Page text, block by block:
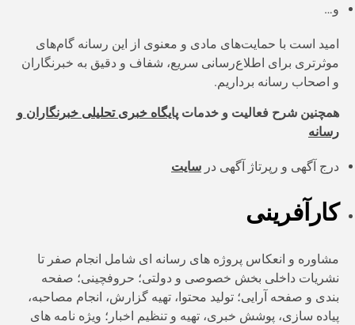
و…
امید است با حمایت‌های مادی و معنوی از این رسانه گام‌های
موثرتری برای اطلاع‌رسانی سریع، شفاف و دقیق به خبرنگاران
و اصحاب رسانه برداریم.
همچنین شرح فعالیت و خدمات پایگاه خبری تحلیلی خبرنگاران و
رسانه
درج آگهی و رپرتاژ آگهی در سایت
کارآفرینی
مشاوره و انعکاس پروژه های رسانه ای شامل انجام صفر تا
نشریات داخلی بخش خصوصی و دولتی؛ حروفچینی؛ صفحه
بندی و صفحه آرایی؛ تولید محتوا، تهیه گزارش، انجام مصاحبه،
پیاده سازی، پوشش خبری، تهیه و تنظیم اخبار؛ ویژه نامه های